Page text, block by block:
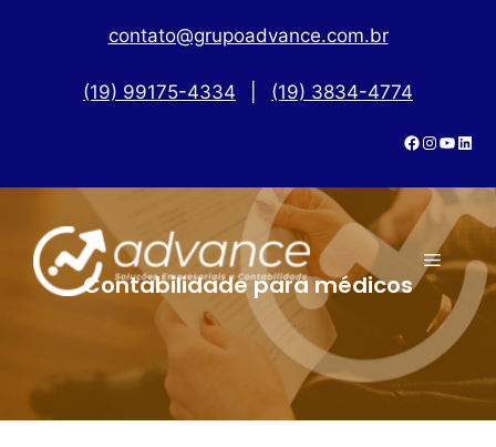
contato@grupoadvance.com.br
(19) 99175-4334 (19) 3834-4774
Contabilidade para médicos